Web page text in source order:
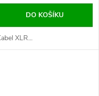
DO KOŠÍKU
XLR...